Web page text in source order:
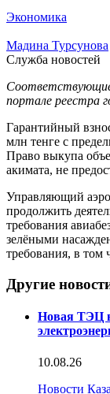
Экономика
Мадина Турсунова
Служба новостей
Соответствующие
портале реестра
Гарантийный
млн тенге с
Право выкупа
акимата, не
Управляющий
продолжить
требования
зелёными
требования, в том
Другие
Новая ТЭЦ
10.08.26
Новости